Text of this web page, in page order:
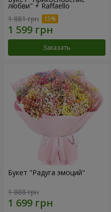
любви" + Raffaello
1 881 грн
Заказать
Букет "Радуга эмоций"
1 888 грн